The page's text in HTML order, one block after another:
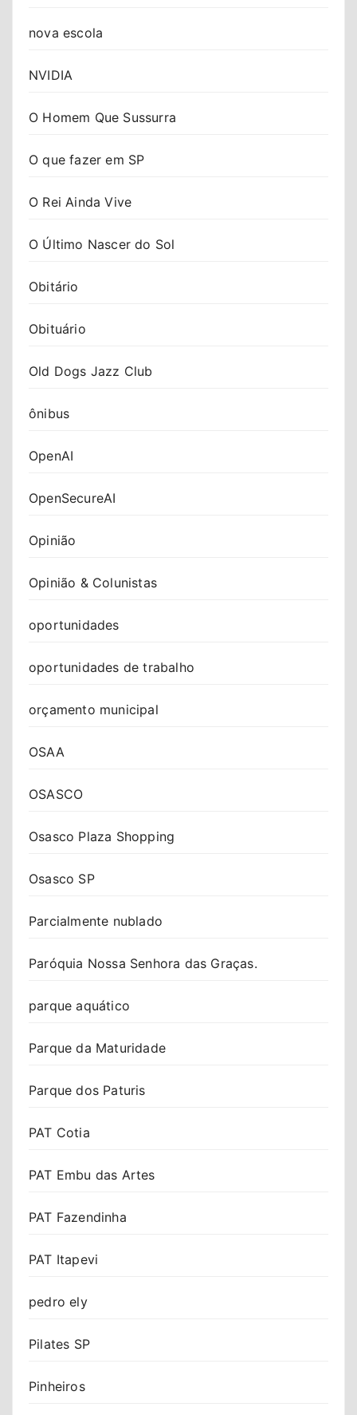
nova escola
NVIDIA
O Homem Que Sussurra
O que fazer em SP
O Rei Ainda Vive
O Último Nascer do Sol
Obitário
Obituário
Old Dogs Jazz Club
ônibus
OpenAI
OpenSecureAI
Opinião
Opinião & Colunistas
oportunidades
oportunidades de trabalho
orçamento municipal
OSAA
OSASCO
Osasco Plaza Shopping
Osasco SP
Parcialmente nublado
Paróquia Nossa Senhora das Graças.
parque aquático
Parque da Maturidade
Parque dos Paturis
PAT Cotia
PAT Embu das Artes
PAT Fazendinha
PAT Itapevi
pedro ely
Pilates SP
Pinheiros